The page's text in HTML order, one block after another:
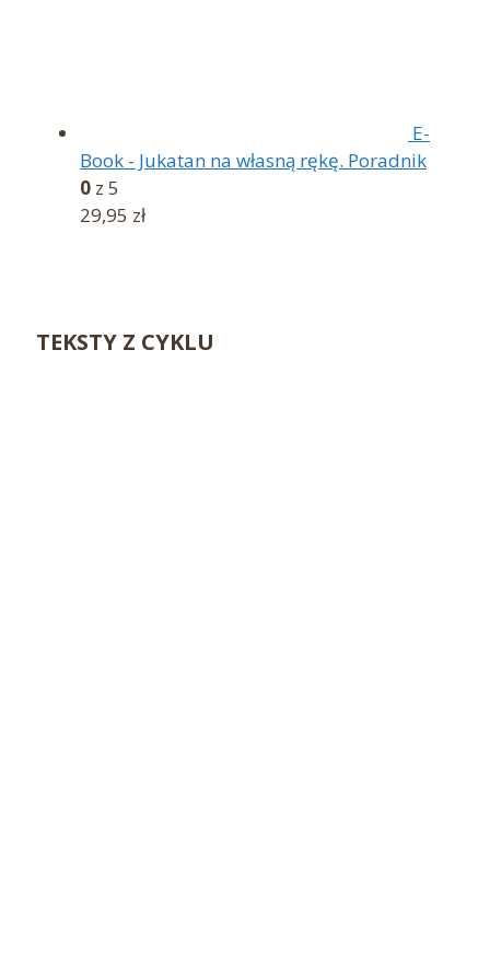
E-
Book - Jukatan na własną rękę. Poradnik
0 z 5
29,95 zł
TEKSTY Z CYKLU